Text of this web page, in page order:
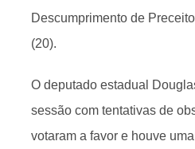
Descumprimento de
(20).
O deputado estadual
sessão com tentativas de
votaram a favor e houve